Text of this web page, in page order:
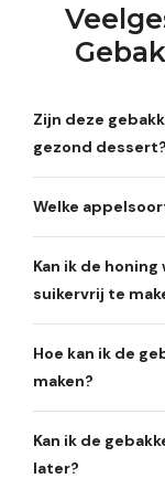
Zijn deze
gezond dessert?
Welke
Kan ik de
suikervrij te
Hoe kan ik de
maken?
Kan ik de
later?